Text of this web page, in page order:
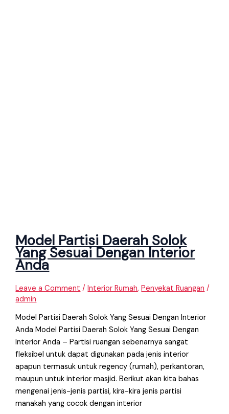
Model Partisi Daerah Solok
Yang Sesuai Dengan Interior
Anda
Leave a Comment /Interior Rumah,Penyekat Ruangan /
admin
Model Partisi Daerah Solok Yang Sesuai Dengan Interior
Anda Model Partisi Daerah Solok Yang Sesuai Dengan
Interior Anda – Partisi ruangan sebenarnya sangat
fleksibel untuk dapat digunakan pada jenis interior
apapun termasuk untuk regency (rumah), perkantoran,
maupun untuk interior masjid. Berikut akan kita bahas
mengenai jenis-jenis partisi, kira-kira jenis partisi
manakah yang cocok dengan interior